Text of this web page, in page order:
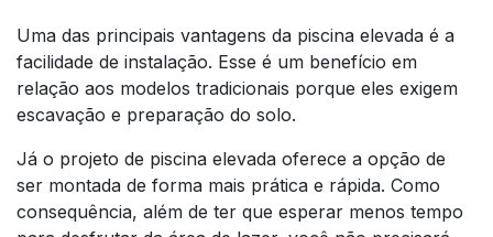
Uma das principais vantagens da piscina elevada é a
facilidade de instalação. Esse é um benefício em
relação aos modelos tradicionais porque eles exigem
escavação e preparação do solo.
Já o projeto de piscina elevada oferece a opção de
ser montada de forma mais prática e rápida. Como
consequência, além de ter que esperar menos tempo